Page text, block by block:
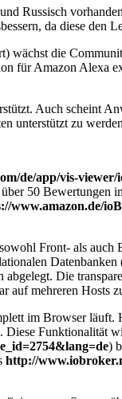
Russisch
da diese den
wächst die
für Amazon Alexa
Auch scheint
unterstützt zu
de/app/vis-viewer/
50 Bewertungen
www.amazon.de/
Front- als auch
abgelegt. Die
auf mehreren Hosts
im Browser läuft.
Diese Funktionalität
)
http://